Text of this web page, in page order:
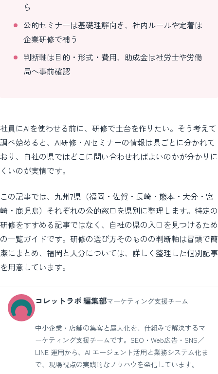
ら
公的セミナーは基礎理解向き、社内ルールや定着は
企業研修で補う
判断軸は目的・形式・費用、助成金は社労士や労働
局へ事前確認
社員にAIを使わせる前に、研修で土台を作りたい。そう考えて
調べ始めると、AI研修・AIセミナーの情報は県ごとに分かれて
おり、自社の県ではどこに問い合わせればよいのかが分かりに
くいのが実情です。
この記事では、九州7県（福岡・佐賀・長崎・熊本・大分・宮
崎・鹿児島）それぞれの公的窓口を県別に整理します。特定の
研修をすすめる記事ではなく、自社の県の入口を見つけるため
の一覧ガイドです。研修の選び方そのものの判断軸は冒頭で簡
潔にまとめ、福岡と大分については、詳しく整理した個別記事
を用意しています。
コレットラボ 編集部マーケティング支援チーム
中小企業・店舗の集客と属人化を、仕組みで解決するマ
ーケティング支援チームです。SEO・Web広告・SNS／
LINE 運用から、AI エージェント活用と業務システム化ま
で、現場視点の実践的なノウハウを発信しています。